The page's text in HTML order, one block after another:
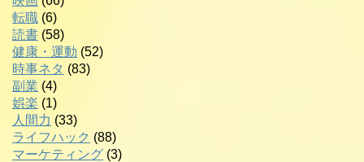
転職 (6)
読書 (58)
健康・運動 (52)
時事ネタ (83)
副業 (4)
娯楽 (1)
人間力 (33)
ライフハック (88)
マーケティング (3)